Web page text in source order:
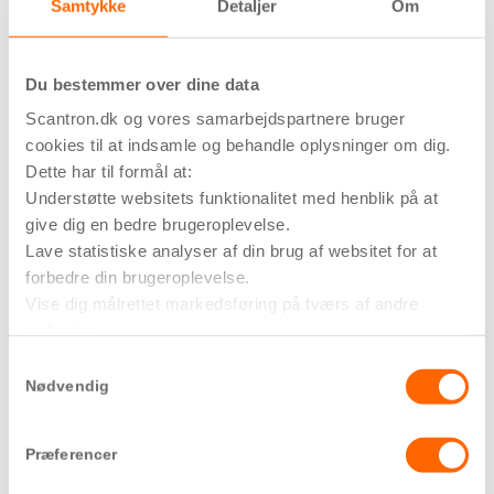
Samtykke Detaljer Om
Du bestemmer over dine data
Scantron.dk og vores samarbejdspartnere bruger
cookies til at indsamle og behandle oplysninger om dig.
Dette har til formål at:
Understøtte websitets funktionalitet med henblik på at
give dig en bedre brugeroplevelse.
Lave statistiske analyser af din brug af websitet for at
forbedre din brugeroplevelse.
Vise dig målrettet markedsføring på tværs af andre
oplysninger bliver delt med tredjeparter, så tryk på ’Vis
Nødvendig
Præferencer
Frihavns Tårnet –
Nordhavn
Brandkommunikationsanlægget består i sin enkelthed af et
brandmandspanelet er forbundet til en dørtelefon og